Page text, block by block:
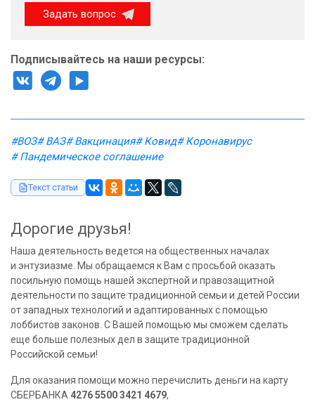
Задать вопрос
Подписывайтесь на наши ресурсы:
#ВОЗ# ВАЗ# Вакцинация# Ковид# Коронавирус
# Пандемическое соглашение
Текст статьи
Дорогие друзья!
Наша деятельность ведется на общественных началах
и энтузиазме. Мы обращаемся к Вам с просьбой оказать
посильную помощь нашей экспертной и правозащитной
деятельности по защите традиционной семьи и детей России
от западных технологий и адаптированных с помощью
лоббистов законов. С Вашей помощью мы сможем сделать
еще больше полезных дел в защите традиционной
Российской семьи!
Для оказания помощи можно перечислить деньги на карту
СБЕРБАНКА 4276 5500 3421 4679,